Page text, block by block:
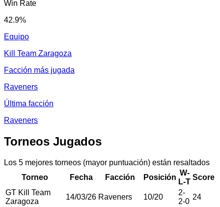
Win Rate
42.9%
Equipo
Kill Team Zaragoza
Facción más jugada
Raveners
Última facción
Raveners
Torneos Jugados
Los 5 mejores torneos (mayor puntuación) están resaltados
Torneo
Fecha Facción Posición
W-
L-T
Score
GT Kill Team
Zaragoza
14/03/26 Raveners 10/20
2-
2-0
24